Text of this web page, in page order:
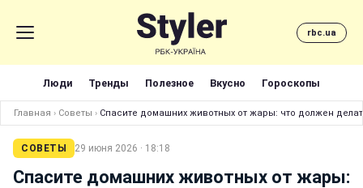
rbc.ua
Люди Тренды Полезное Вкусно Гороскопы
Главная › Советы › Спасите домашних животных от жары: что должен
СОВЕТЫ 29 июня 2026 · 18:18
Спасите домашних животных от жары: